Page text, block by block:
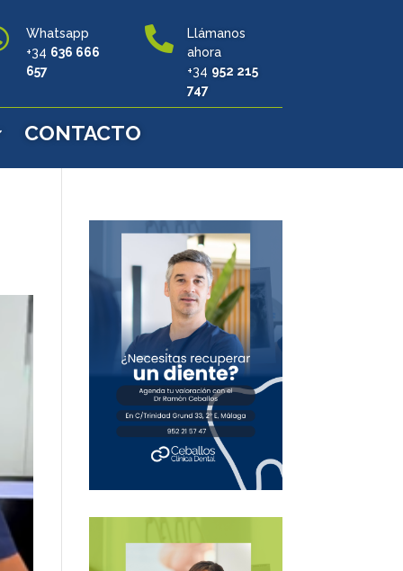
Whatsapp
+34 636 666
657

Llámanos
ahora
+34 952 215
747
CONTACTO